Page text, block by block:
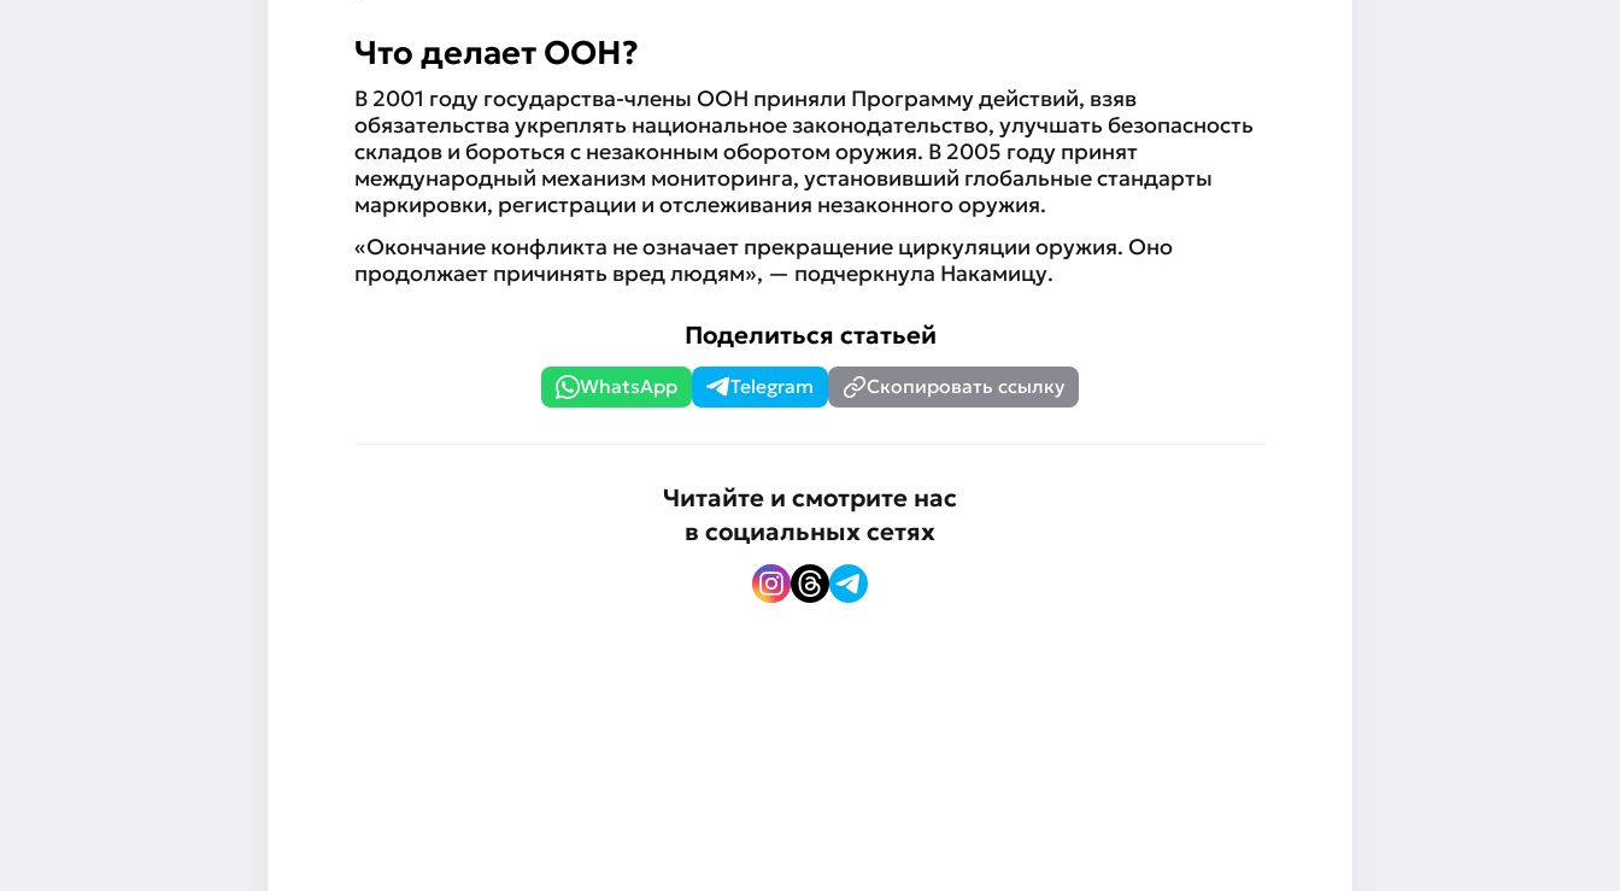
Что делает ООН?
В 2001 году государства-члены ООН приняли Программу действий, взяв
обязательства укреплять национальное законодательство, улучшать безопасность
складов и бороться с незаконным оборотом оружия. В 2005 году принят
международный механизм мониторинга, установивший глобальные стандарты
маркировки, регистрации и отслеживания незаконного оружия.
«Окончание конфликта не означает прекращение циркуляции оружия. Оно
продолжает причинять вред людям», — подчеркнула Накамицу.
Поделиться статьей
WhatsApp Telegram Скопировать ссылку
Читайте и смотрите нас
в социальных сетях